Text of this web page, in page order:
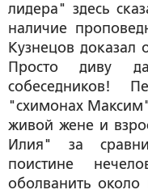
лидера" здесь
наличие
Кузнецов доказал
Просто диву
"схимонах
живой жене и
Илия" за
поистине
оболванить около